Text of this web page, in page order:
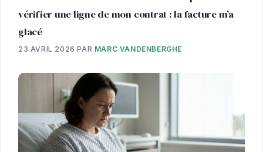
vérifier une ligne de mon contrat : la facture m’a
glacé
23 AVRIL 2026 PAR MARC VANDENBERGHE